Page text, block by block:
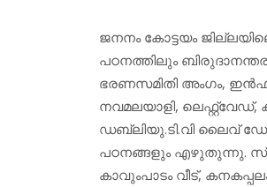
ജനനം കോട്ടയം
പഠനത്തിലും ബിരുദാനന്തര
ഭരണസമിതി അംഗം,
നവമലയാളി,
ഡബ്ലിയു.ടി.വി ലൈവ്
പഠനങ്ങളും എഴുതുന്നു.
കാവുംപാടം വീട്,